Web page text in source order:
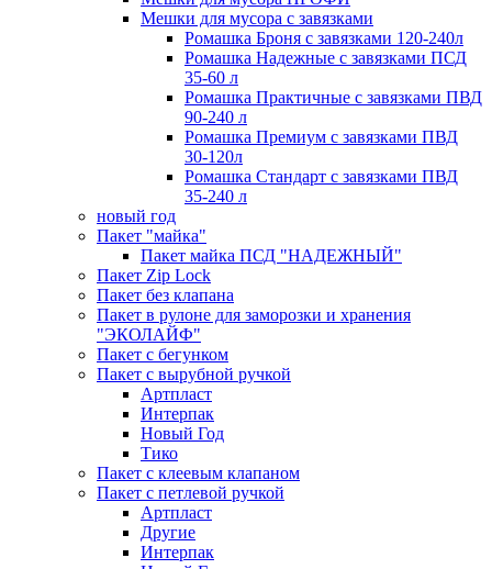
Мешки для мусора с завязками
Ромашка Броня с завязками 120-240л
Ромашка Надежные с завязками ПСД
35-60 л
Ромашка Практичные с завязками ПВД
90-240 л
Ромашка Премиум с завязками ПВД
30-120л
Ромашка Стандарт с завязками ПВД
35-240 л
новый год
Пакет "майка"
Пакет майка ПСД "НАДЕЖНЫЙ"
Пакет Zip Lock
Пакет без клапана
Пакет в рулоне для заморозки и хранения
"ЭКОЛАЙФ"
Пакет с бегунком
Пакет с вырубной ручкой
Артпласт
Интерпак
Новый Год
Тико
Пакет с клеевым клапаном
Пакет с петлевой ручкой
Артпласт
Другие
Интерпак